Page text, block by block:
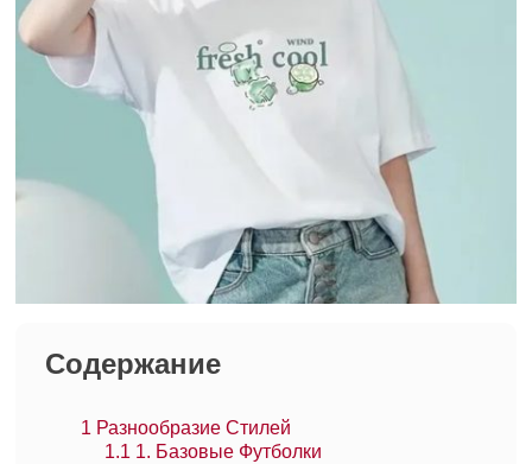
Содержание
1 Разнообразие Стилей
1.1 1. Базовые Футболки